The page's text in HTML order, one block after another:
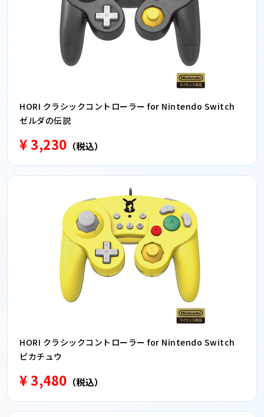
HORI クラシックコントローラー for Nintendo Switch
ゼルダの伝説
¥ 3,230 （税込）
HORI クラシックコントローラー for Nintendo Switch
ピカチュウ
¥ 3,480 （税込）